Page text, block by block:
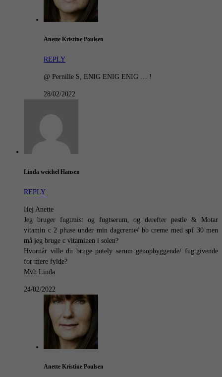
Anette Kristine Poulsen
REPLY
@ Pernille S, ENIG ENIG ENIG … !
28/02/2022
Linda weichel Hansen
REPLY
Hej Anette
Jeg bruger fugtmist og fugtserum, og derefter pestle & Motar
vitamin c 2 phase under min dagcreme/ bb creme med spf 30 men
må jeg bruge c vitaminen i solen?
Hvornår ville du bruge putely serum genopbyggende/ fugtgivende
for mere fylde?
Mvh Linda
24/02/2022
Anette Kristine Poulsen